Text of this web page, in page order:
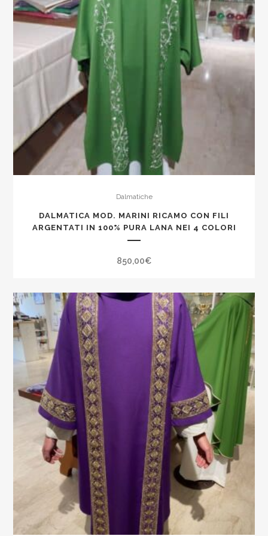
Dalmatiche
DALMATICA MOD. MARINI RICAMO CON FILI
ARGENTATI IN 100% PURA LANA NEI 4 COLORI
850,00€